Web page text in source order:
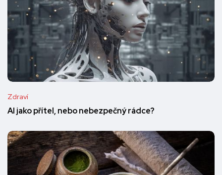
Zdraví
AI jako přítel, nebo nebezpečný rádce?